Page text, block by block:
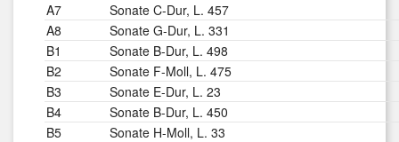
A7
Sonate C-Dur, L. 457
A8
Sonate G-Dur, L. 331
B1
Sonate B-Dur, L. 498
B2
Sonate F-Moll, L. 475
B3
Sonate E-Dur, L. 23
B4
Sonate B-Dur, L. 450
B5
Sonate H-Moll, L. 33